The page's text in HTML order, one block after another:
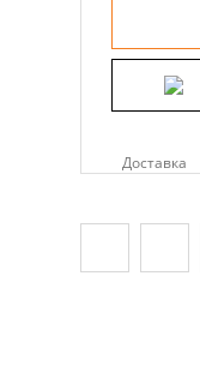
Доставка